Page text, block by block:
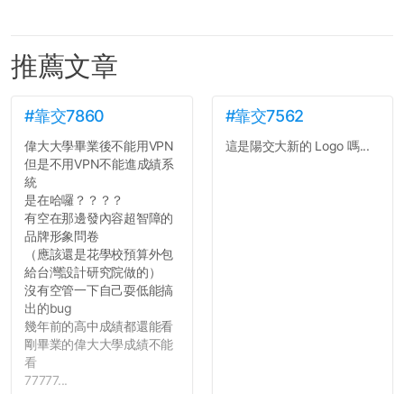
推薦文章
#靠交7860
偉大大學畢業後不能用VPN
但是不用VPN不能進成績系
統
是在哈囉？？？？
有空在那邊發內容超智障的
品牌形象問卷
（應該還是花學校預算外包
給台灣設計研究院做的）
沒有空管一下自己耍低能搞
出的bug
幾年前的高中成績都還能看
剛畢業的偉大大學成績不能
看
77777...
#靠交7562
這是陽交大新的 Logo 嗎...